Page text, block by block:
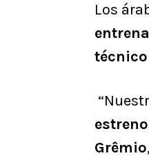
Los
técnico
Grêmio